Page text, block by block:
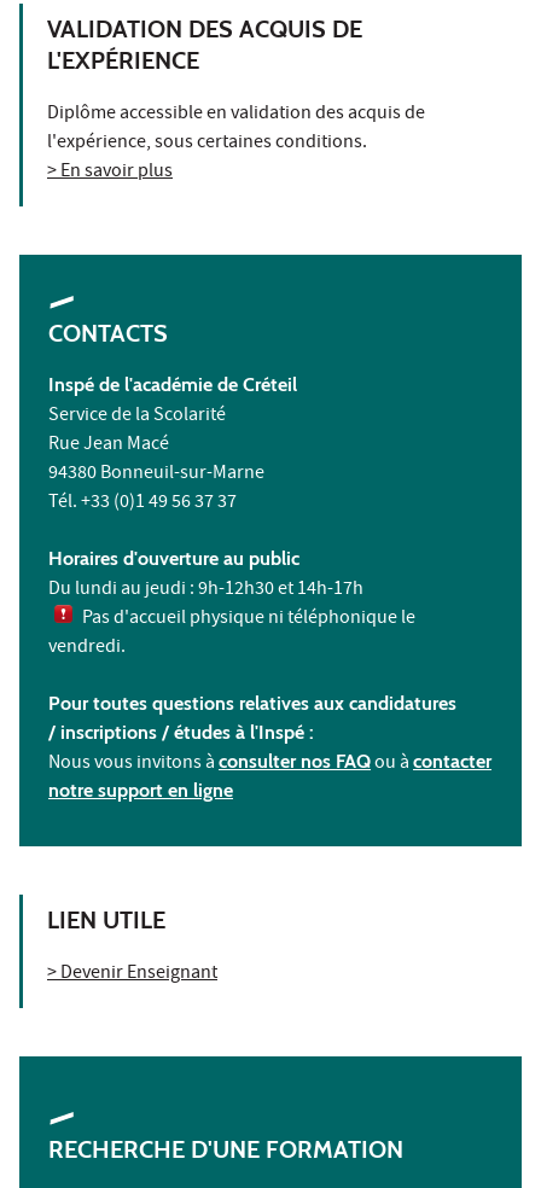
VALIDATION DES ACQUIS DE
L'EXPÉRIENCE
Diplôme accessible en validation des acquis de
l'expérience, sous certaines conditions.
> En savoir plus
CONTACTS
Inspé de l'académie de Créteil
Service de la Scolarité
Rue Jean Macé
94380 Bonneuil-sur-Marne
Tél. +33 (0)1 49 56 37 37
Horaires d'ouverture au public
Du lundi au jeudi : 9h-12h30 et 14h-17h
Pas d'accueil physique ni téléphonique le
vendredi.
Pour toutes questions relatives aux candidatures
/ inscriptions / études à l'Inspé :
Nous vous invitons à consulter nos FAQou à contacter
notre support en ligne
LIEN UTILE
> Devenir Enseignant
RECHERCHE D'UNE FORMATION